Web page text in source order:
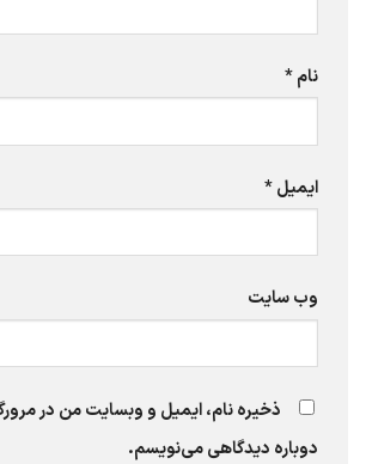
نام*
ایمیل*
وب‌ سایت
ذخیره نام، ایمیل و وبسایت من در
دوباره دیدگاهی می‌نویسم.